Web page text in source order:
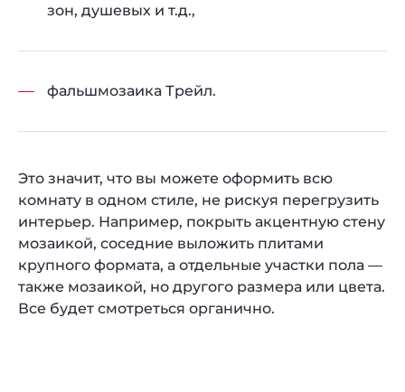
зон, душевых и т.д.,
фальшмозаика Трейл.
Это значит, что вы можете оформить всю
комнату в одном стиле, не рискуя перегрузить
интерьер. Например, покрыть акцентную стену
мозаикой, соседние выложить плитами
крупного формата, а отдельные участки пола —
также мозаикой, но другого размера или цвета.
Все будет смотреться органично.